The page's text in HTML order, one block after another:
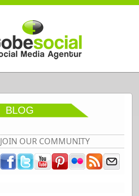
BLOG
JOIN OUR COMMUNITY